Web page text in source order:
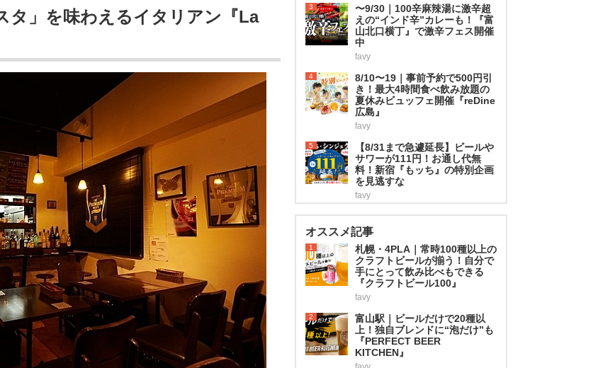
タ」を味わえるイタリアン『La
3
〜9/30｜100辛麻辣湯に激辛超
えの“インド辛”カレーも！『富
山北口横丁』で激辛フェス開催
中
favy
4
8/10〜19｜事前予約で500円引
き！最大4時間食べ飲み放題の
夏休みビュッフェ開催『reDine
広島』
favy
5
【8/31まで急遽延長】ビールや
サワーが111円！お通し代無
料！新宿『もッち』の特別企画
を見逃すな
favy
オススメ記事
1
札幌・4PLA｜常時100種以上の
クラフトビールが揃う！自分で
手にとって飲み比べもできる
『クラフトビール100』
favy
2
富山駅｜ビールだけで20種以
上！独自ブレンドに“泡だけ”も
『PERFECT BEER
KITCHEN』